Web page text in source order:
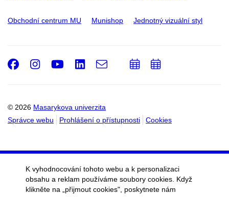
Obchodní centrum MU Munishop Jednotný vizuální styl
© 2026 Masarykova univerzita
Správce webu
Prohlášení o přístupnosti Cookies
Facebook
Instagram
Youtube
LinkedIn
e-
PřidatPřidat
K vyhodnocování tohoto webu a k personalizaci
obsahu a reklam používáme soubory cookies. Když
klikněte na „přijmout cookies", poskytnete nám